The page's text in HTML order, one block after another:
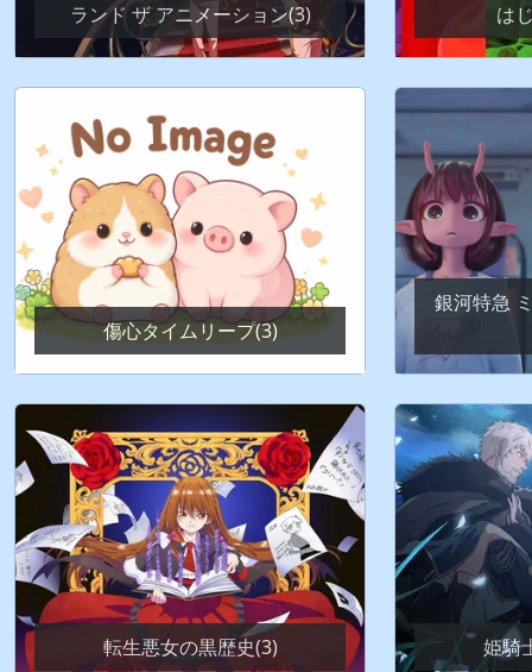
ランド ザ アニメーション(3)
は
傷心タイムリープ(3)
銀河特急
転生悪女の黒歴史(3) 姫騎